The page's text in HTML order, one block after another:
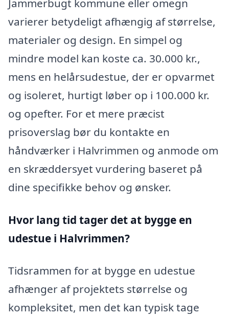
Jammerbugt kommune eller omegn
varierer betydeligt afhængig af størrelse,
materialer og design. En simpel og
mindre model kan koste ca. 30.000 kr.,
mens en helårsudestue, der er opvarmet
og isoleret, hurtigt løber op i 100.000 kr.
og opefter. For et mere præcist
prisoverslag bør du kontakte en
håndværker i Halvrimmen og anmode om
en skræddersyet vurdering baseret på
dine specifikke behov og ønsker.
Hvor lang tid tager det at bygge en
udestue i Halvrimmen?
Tidsrammen for at bygge en udestue
afhænger af projektets størrelse og
kompleksitet, men det kan typisk tage